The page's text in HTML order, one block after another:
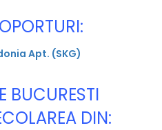
Apt. (SKG)
BUCURESTI
DIN: